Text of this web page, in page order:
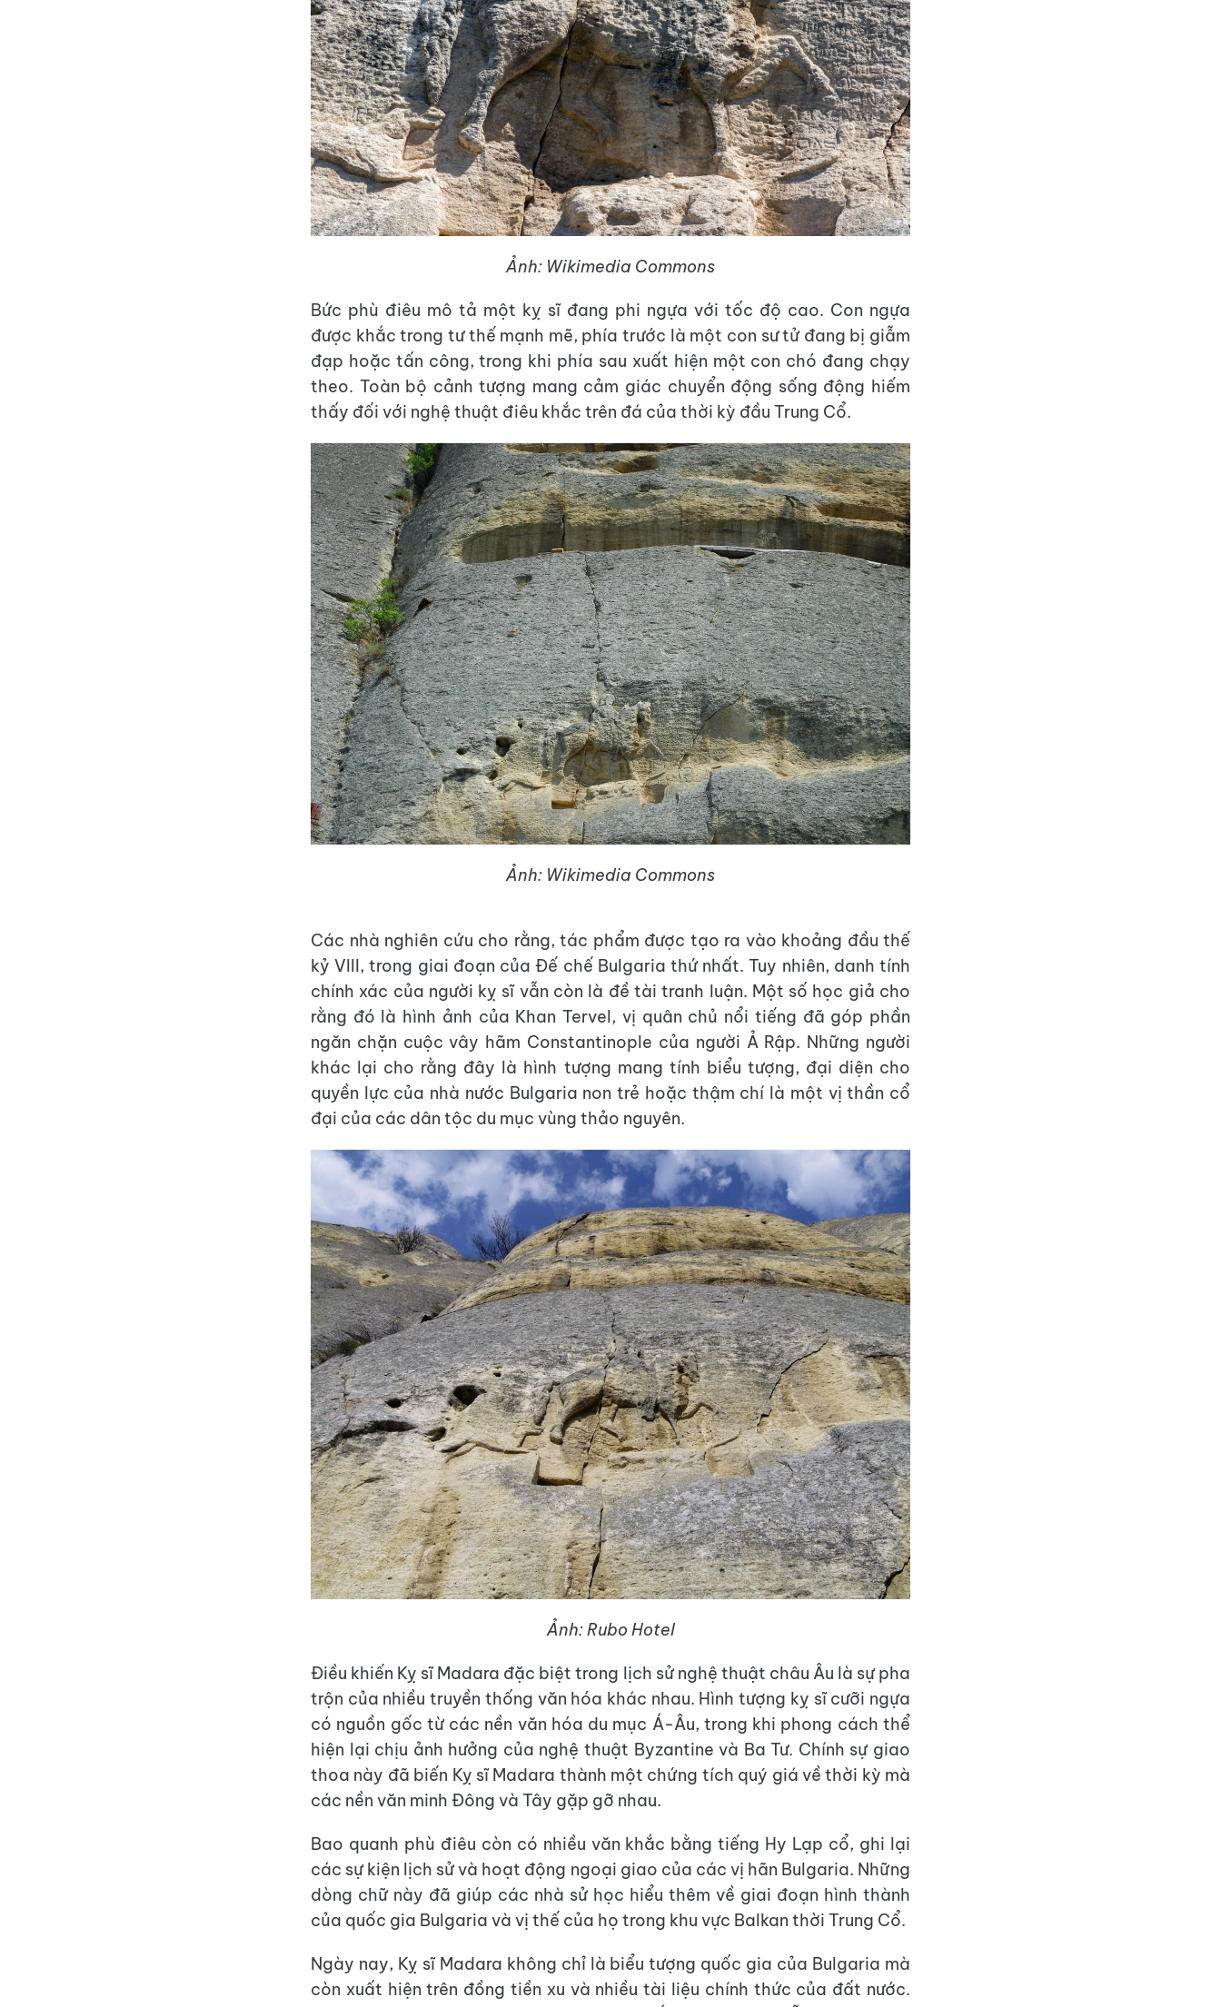
Ảnh: Wikimedia Commons
Bức phù điêu mô tả một kỵ sĩ đang phi ngựa với tốc độ cao. Con ngựa
được khắc trong tư thế mạnh mẽ, phía trước là một con sư tử đang bị giẫm
đạp hoặc tấn công, trong khi phía sau xuất hiện một con chó đang chạy
theo. Toàn bộ cảnh tượng mang cảm giác chuyển động sống động hiếm
thấy đối với nghệ thuật điêu khắc trên đá của thời kỳ đầu Trung Cổ.
Ảnh: Wikimedia Commons
Các nhà nghiên cứu cho rằng, tác phẩm được tạo ra vào khoảng đầu thế
kỷ VIII, trong giai đoạn của Đế chế Bulgaria thứ nhất. Tuy nhiên, danh tính
chính xác của người kỵ sĩ vẫn còn là đề tài tranh luận. Một số học giả cho
rằng đó là hình ảnh của Khan Tervel, vị quân chủ nổi tiếng đã góp phần
ngăn chặn cuộc vây hãm Constantinople của người Ả Rập. Những người
khác lại cho rằng đây là hình tượng mang tính biểu tượng, đại diện cho
quyền lực của nhà nước Bulgaria non trẻ hoặc thậm chí là một vị thần cổ
đại của các dân tộc du mục vùng thảo nguyên.
Ảnh: Rubo Hotel
Điều khiến Kỵ sĩ Madara đặc biệt trong lịch sử nghệ thuật châu Âu là sự pha
trộn của nhiều truyền thống văn hóa khác nhau. Hình tượng kỵ sĩ cưỡi ngựa
có nguồn gốc từ các nền văn hóa du mục Á-Âu, trong khi phong cách thể
hiện lại chịu ảnh hưởng của nghệ thuật Byzantine và Ba Tư. Chính sự giao
thoa này đã biến Kỵ sĩ Madara thành một chứng tích quý giá về thời kỳ mà
các nền văn minh Đông và Tây gặp gỡ nhau.
Bao quanh phù điêu còn có nhiều văn khắc bằng tiếng Hy Lạp cổ, ghi lại
các sự kiện lịch sử và hoạt động ngoại giao của các vị hãn Bulgaria. Những
dòng chữ này đã giúp các nhà sử học hiểu thêm về giai đoạn hình thành
của quốc gia Bulgaria và vị thế của họ trong khu vực Balkan thời Trung Cổ.
Ngày nay, Kỵ sĩ Madara không chỉ là biểu tượng quốc gia của Bulgaria mà
còn xuất hiện trên đồng tiền xu và nhiều tài liệu chính thức của đất nước.